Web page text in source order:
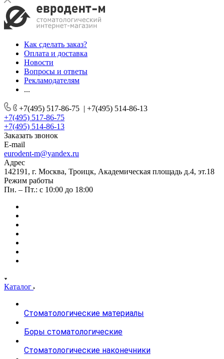
Как сделать заказ?
Оплата и доставка
Новости
Вопросы и ответы
Рекламодателям
...
+7(495) 517-86-75 | +7(495) 514-86-13
+7(495) 517-86-75
+7(495) 514-86-13
Заказать звонок
E-mail
eurodent-m@yandex.ru
Адрес
142191, г. Москва, Троицк, Академическая площадь д.4, эт.18
Режим работы
Пн. – Пт.: с 10:00 до 18:00
Каталог
Стоматологические материалы
Боры стоматологические
Стоматологические наконечники